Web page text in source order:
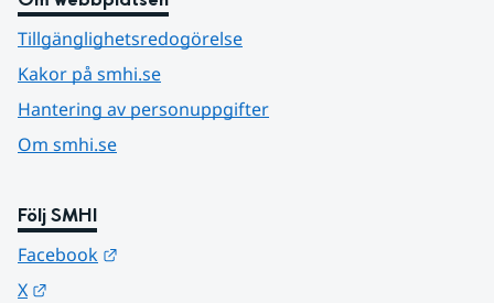
Tillgänglighetsredogörelse
Kakor på smhi.se
Hantering av personuppgifter
Om smhi.se
Följ SMHI
Facebook
X